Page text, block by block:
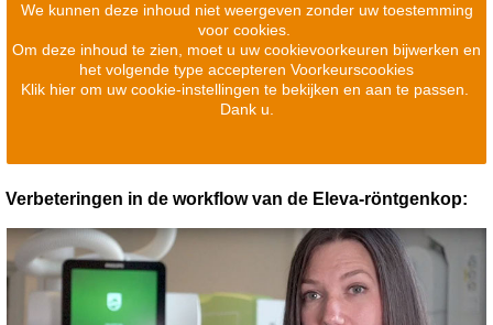
We kunnen deze inhoud niet weergeven zonder uw toestemming
voor cookies.
Om deze inhoud te zien, moet u uw cookievoorkeuren bijwerken en
het volgende type accepteren Voorkeurscookies
Klik hier om uw cookie-instellingen te bekijken en aan te passen.
Dank u.
Verbeteringen in de workflow van de Eleva-röntgenkop: